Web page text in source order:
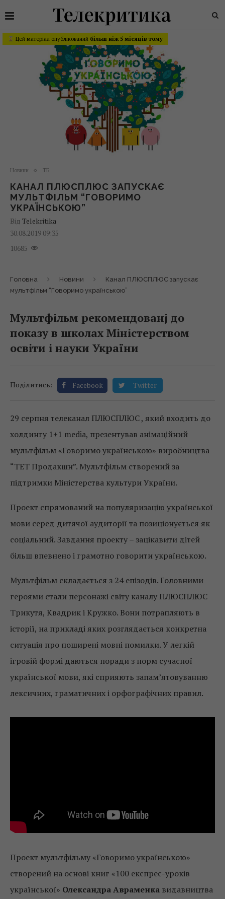
Цей матеріал опублікований більш ніж 5 місяців тому
Новини ТБ
КАНАЛ ПЛЮСПЛЮС ЗАПУСКАЄ
МУЛЬТФІЛЬМ “ГОВОРИМО
УКРАЇНСЬКОЮ”
Від Telekritika
30.08.2019 09:35
10685
Головна Новини
Канал ПЛЮСПЛЮС запускає
мультфільм “Говоримо українською”
Мультфільм рекомендованj до
показу в школах Міністерством
освіти і науки України
Поділитись: Facebook Twitter
29 серпня телеканал ПЛЮСПЛЮС , який входить до
холдингу 1+1 media, презентував анімаційний
мультфільм «Говоримо українською» виробництва
“ТЕТ Продакшн”. Мультфільм створений за
підтримки Міністерства культури України.
Проект спрямований на популяризацію української
мови серед дитячої аудиторії та позиціонується як
соціальний. Завдання проекту – зацікавити дітей
більш впевнено і грамотно говорити українською.
Мультфільм складається з 24 епізодів. Головними
героями стали персонажі світу каналу ПЛЮСПЛЮС
Трикутя, Квадрик і Кружко. Вони потрапляють в
історії, на прикладі яких розглядається конкретна
ситуація про поширені мовні помилки. У легкій
ігровій формі даються поради з норм сучасної
української мови, які сприяють запам’ятовуванню
лексичних, граматичних і орфографічних правил.
Проект мультфільму «Говоримо українською»
створений на основі книг «100 експрес-уроків
української» Олександра Авраменка видавництва